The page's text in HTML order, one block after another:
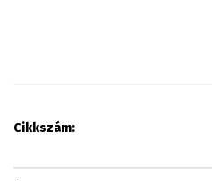
Cikkszám: